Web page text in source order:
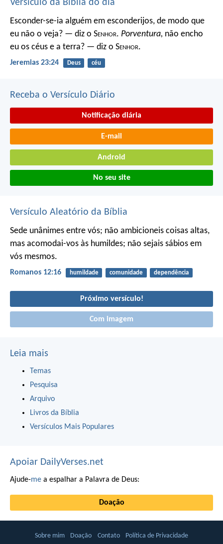
Versículo da Bíblia do dia
Esconder-se-ia alguém em esconderijos, de modo que
eu não o veja? — diz o Senhor. Porventura, não encho
eu os céus e a terra? — diz o Senhor.
Jeremias 23:24 Deus céu
Receba o Versículo Diário
Notificação diária
E-mail
Android
No seu site
Versículo Aleatório da Bíblia
Sede unânimes entre vós; não ambicioneis coisas altas,
mas acomodai-vos às humildes; não sejais sábios em
vós mesmos.
Romanos 12:16 humildade comunidade dependência
Próximo versículo!
Com imagem
Leia mais
Temas
Pesquisa
Arquivo
Livros da Bíblia
Versículos Mais Populares
Apoiar DailyVerses.net
Ajude-me a espalhar a Palavra de Deus:
Doação
Sobre mim Doação Contato Política de Privacidade